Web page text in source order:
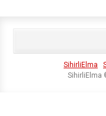
SihirliElma
SihirliElma